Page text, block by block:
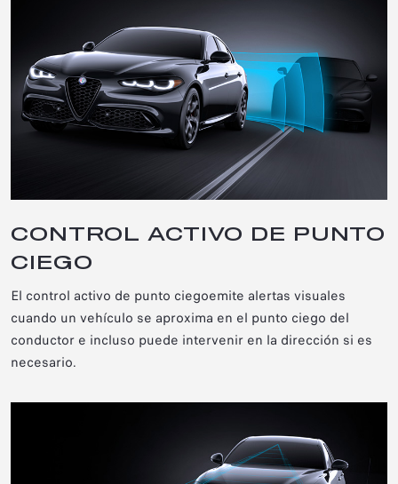
CONTROL ACTIVO DE PUNTO
CIEGO
El control activo de punto ciegoemite alertas visuales
cuando un vehículo se aproxima en el punto ciego del
conductor e incluso puede intervenir en la dirección si es
necesario.